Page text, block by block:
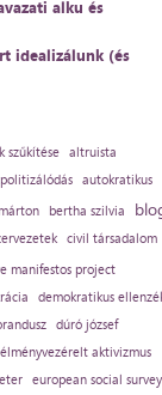
alku és
idealizálunk (és
szűkítése
altruista
autokratikus
bertha szilvia
civil társadalom
manifestos project
demokratikus
dúró józsef
élményvezérelt aktivizmus
european social survey